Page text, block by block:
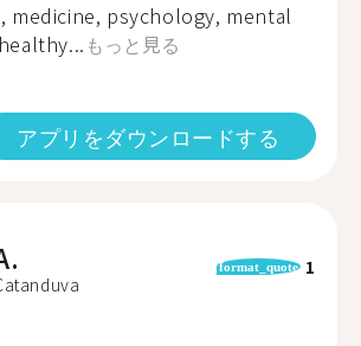
medicine, psychology, mental
もっと見る
アプリをダウンロードする
format_quote 1